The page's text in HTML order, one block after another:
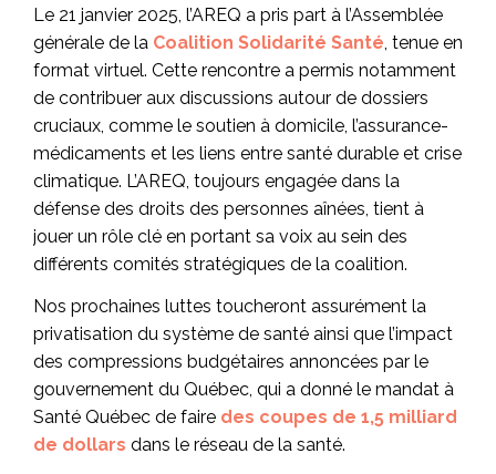
Le 21 janvier 2025, l’AREQ a pris part à l’Assemblée
générale de la Coalition Solidarité Santé, tenue en
format virtuel. Cette rencontre a permis notamment
de contribuer aux discussions autour de dossiers
cruciaux, comme le soutien à domicile, l’assurance-
médicaments et les liens entre santé durable et crise
climatique. L’AREQ, toujours engagée dans la
défense des droits des personnes aînées, tient à
jouer un rôle clé en portant sa voix au sein des
différents comités stratégiques de la coalition.
Nos prochaines luttes toucheront assurément la
privatisation du système de santé ainsi que l’impact
des compressions budgétaires annoncées par le
gouvernement du Québec, qui a donné le mandat à
Santé Québec de faire des coupes de 1,5 milliard
de dollars dans le réseau de la santé.